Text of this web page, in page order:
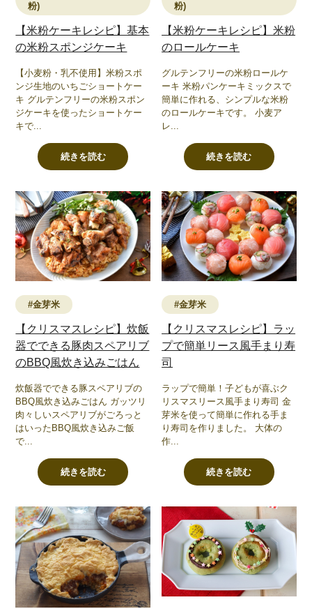
粉)
【米粉ケーキレシピ】基本
の米粉スポンジケーキ
【小麦粉・乳不使用】米粉スポ
ンジ生地のいちごショートケー
キ グルテンフリーの米粉スポン
ジケーキを使ったショートケー
キで...
続きを読む
粉)
【米粉ケーキレシピ】米粉
のロールケーキ
グルテンフリーの米粉ロールケ
ーキ 米粉パンケーキミックスで
簡単に作れる、シンプルな米粉
のロールケーキです。 小麦ア
レ...
続きを読む
#金芽米
【クリスマスレシピ】炊飯
器でできる豚肉スペアリブ
のBBQ風炊き込みごはん
炊飯器でできる豚スペアリブの
BBQ風炊き込みごはん ガッツリ
肉々しいスペアリブがごろっと
はいったBBQ風炊き込みご飯
で...
続きを読む
#金芽米
【クリスマスレシピ】ラッ
プで簡単リース風手まり寿
司
ラップで簡単！子どもが喜ぶク
リスマスリース風手まり寿司 金
芽米を使って簡単に作れる手ま
り寿司を作りました。 大体の
作...
続きを読む